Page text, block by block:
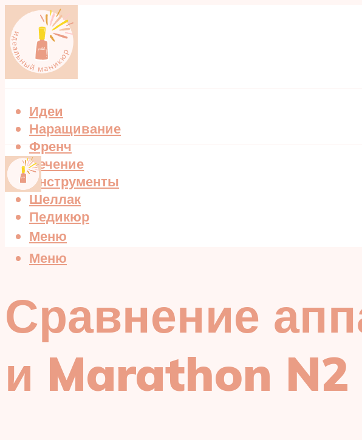
Идеи
Наращивание
Френч
Лечение
Инструменты
Шеллак
Педикюр
Меню
Меню
Сравнение
и Marathon N2